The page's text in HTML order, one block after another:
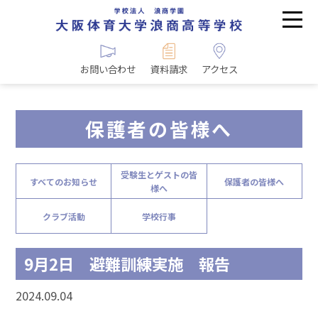
お問い合わせ 資料請求 アクセス
保護者の皆様へ
すべてのお知らせ
受験生とゲストの皆
様へ
保護者の皆様へ
クラブ活動 学校行事
9月2日 避難訓練実施 報告
2024.09.04